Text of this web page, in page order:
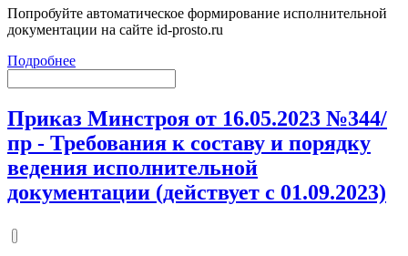
Попробуйте автоматическое формирование исполнительной
документации на сайте id-prosto.ru
Подробнее
Приказ Минстроя от 16.05.2023 №344/
пр - Требования к составу и порядку
ведения исполнительной
документации (действует с 01.09.2023)